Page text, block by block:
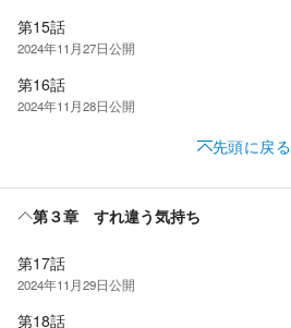
第15話
2024年11月27日公開
第16話
2024年11月28日公開
先頭に戻る
第３章 すれ違う気持ち
第17話
2024年11月29日公開
第18話